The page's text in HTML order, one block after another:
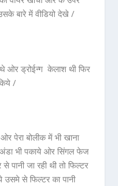
बारे में वीडियो देखे /
ओर ड्रोईन्ग केलाश थी फिर
/
पेरा बोलीक में भी खाना
भी पकाये ओर सिंगल फेज
जा रही थी तो फिल्टर
से फिल्टर का पानी